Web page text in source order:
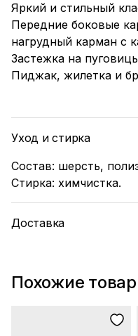
Яркий и стильный
Передние боковые
нагрудный карман с
Застежка на
Пиджак, жилетка и
Уход и стирка
Состав: шерсть,
Стирка: химчистка.
Доставка
Похожие